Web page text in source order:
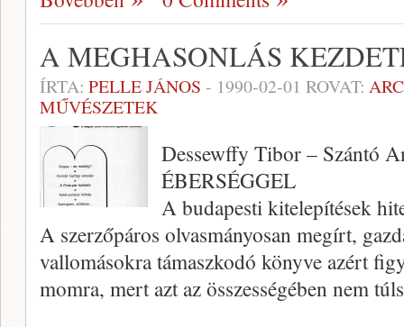
A MEGHASONLÁS
ÍRTA: PELLE JÁNOS - 1990-02-01 ROVAT:
MŰVÉSZETEK
Dessewffy Tibor – Szántó
ÉBERSÉGGEL
A budapesti kitelepítések
A szerzőpáros olvasmányosan meg­írt,
vallomásokra támaszkodó könyve azért
momra, mert azt az összességében nem